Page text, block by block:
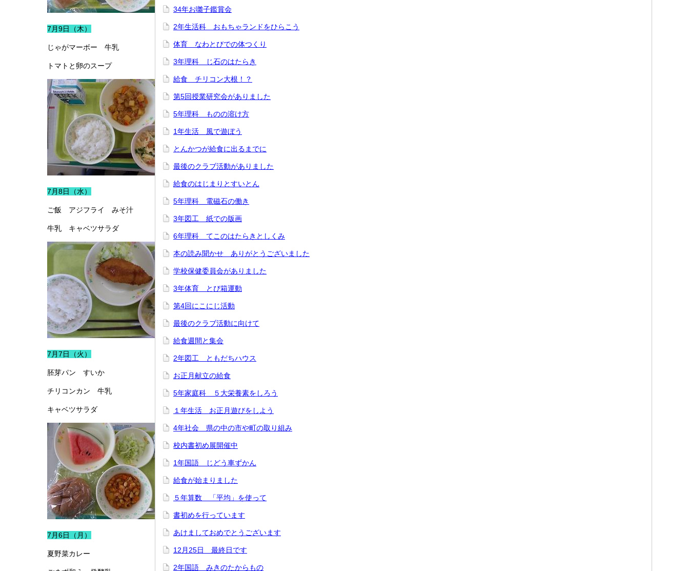
7月9日（木）
じゃがマーボー 牛乳
トマトと卵のスープ
7月8日（水）
ご飯 アジフライ みそ汁
牛乳 キャベツサラダ
7月7日（火）
胚芽パン すいか
チリコンカン 牛乳
キャベツサラダ
7月6日（月）
夏野菜カレー
34年お囃子鑑賞会
2年生活科 おもちゃランドをひらこう
体育 なわとびでの体つくり
3年理科 じ石のはたらき
給食 チリコン大根！？
第5回授業研究会がありました
5年理科 ものの溶け方
1年生活 風で遊ぼう
とんかつが給食に出るまでに
最後のクラブ活動がありました
給食のはじまりとすいとん
5年理科 電磁石の働き
3年図工 紙での版画
6年理科 てこのはたらきとしくみ
本の読み聞かせ ありがとうございました
学校保健委員会がありました
3年体育 とび箱運動
第4回にこにじ活動
最後のクラブ活動に向けて
給食週間と集会
2年図工 ともだちハウス
お正月献立の給食
5年家庭科 ５大栄養素をしろう
１年生活 お正月遊びをしよう
4年社会 県の中の市や町の取り組み
校内書初め展開催中
1年国語 じどう車ずかん
給食が始まりました
５年算数 「平均」を使って
書初めを行っています
あけましておめでとうございます
12月25日 最終日です
2年国語 みきのたからもの